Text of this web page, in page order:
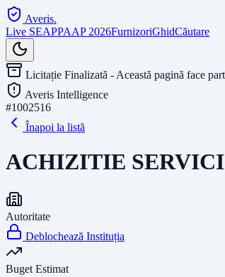
Averis.
Live SEAPPAAP 2026FurnizoriGhidCăutare
Licitație Finalizată - Această pagină face
Averis Intelligence
#1002516
Înapoi la listă
ACHIZITIE
Autoritate
Deblochează Instituția
Buget Estimat